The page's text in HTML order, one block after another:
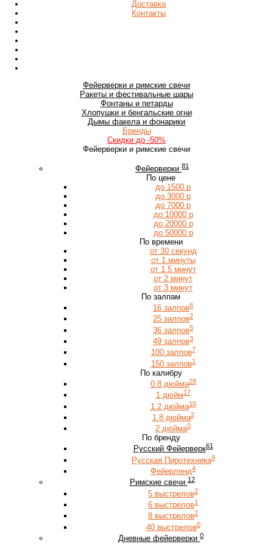
Доставка
Контакты
Фейерверки и римские свечи
Ракеты и фестивальные шары
Фонтаны и петарды
Хлопушки и бенгальские огни
Дымы факела и фонарики
Бренды
Скидки до -50%
Фейерверки и римские свечи
Фейерверки 81
По цене
до 1500 р
до 3000 р
до 7000 р
до 10000 р
до 20000 р
до 50000 р
По времени
от 30 секунд
от 1 минуты
от 1.5 минут
от 2 минут
от 3 минут
По залпам
16 залпов6
25 залпов2
36 залпов5
49 залпов3
100 залпов7
150 залпов1
По калибру
0.8 дюйма28
1 дюйм17
1.2 дюйма10
1.8 дюйма2
2 дюйма0
По бренду
Русский Фейерверк61
Русская Пиротехника9
Фейерленд4
Римские свечи 12
5 выстрелов2
6 выстрелов1
8 выстрелов2
40 выстрелов0
Дневные фейерверки 0